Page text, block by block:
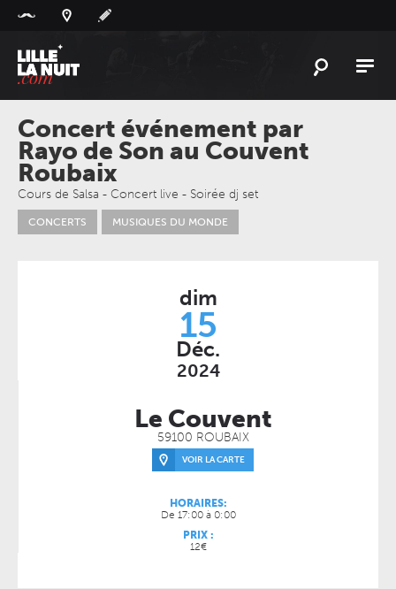
L'ACTU
L'AGENDA
LESLIEUX
LIVEREPORT
Concert événement par
Rayo de Son au Couvent
Roubaix
Cours de Salsa - Concert live - Soirée dj set
CONCERTS MUSIQUES DU MONDE
dim
15
Déc.
2024
Le Couvent
59100 ROUBAIX
VOIR LA CARTE
HORAIRES:
De 17:00 à 0:00
PRIX :
12€
Panneau de gestion des cookies